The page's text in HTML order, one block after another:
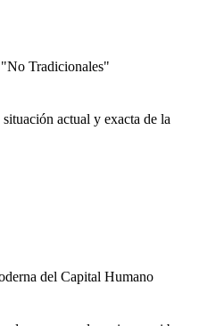
Tradicionales"
actual y exacta de la
del Capital Humano